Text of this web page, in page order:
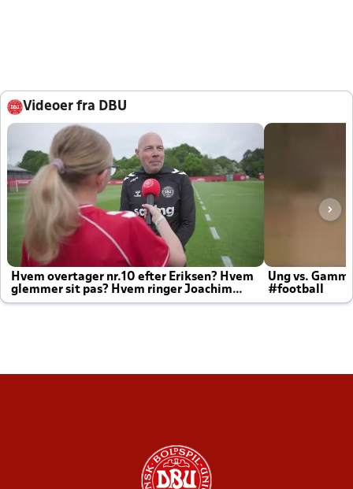
Videoer fra DBU
Hvem overtager nr.10 efter Eriksen? Hvem
glemmer sit pas? Hvem ringer Joachim
altid til efter kampe?
Ung vs.
#football